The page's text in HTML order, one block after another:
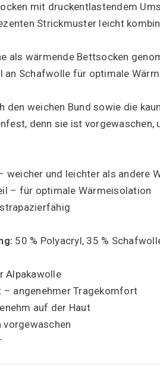
mit druckentlastendem
Strickmuster leicht
als wärmende Bettsocken
an Schafwolle für optimale
den weichen Bund sowie die
denn sie ist vorgewaschen,
weicher und leichter als andere
– für optimale Wärmeisolation
50 % Polyacryl, 35 %
Alpakawolle
– angenehmer Tragekomfort
auf der Haut
vorgewaschen